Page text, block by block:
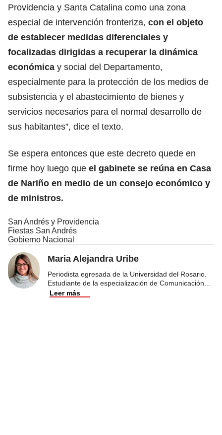
Providencia y Santa Catalina como una zona
especial de intervención fronteriza, con el objeto
de establecer medidas diferenciales y
focalizadas dirigidas a recuperar la dinámica
económica y social del Departamento,
especialmente para la protección de los medios de
subsistencia y el abastecimiento de bienes y
servicios necesarios para el normal desarrollo de
sus habitantes”, dice el texto.
Se espera entonces que este decreto quede en
firme hoy luego que el gabinete se reúna en Casa
de Nariño en medio de un consejo económico y
de ministros.
San Andrés y Providencia
Fiestas San Andrés
Gobierno Nacional
Maria Alejandra Uribe
Periodista egresada de la Universidad del Rosario.
Estudiante de la especialización de Comunicación
Leer más